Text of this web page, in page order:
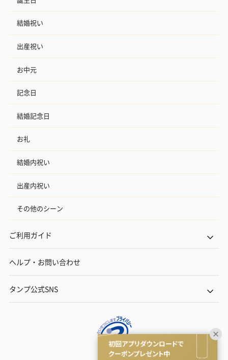
結婚祝い
出産祝い
お中元
記念日
結婚記念日
お礼
結婚内祝い
出産内祝い
その他のシーン
ご利用ガイド
ヘルプ・お問い合わせ
タンプ公式SNS